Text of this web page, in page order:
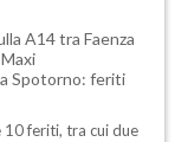
A14 tra Faenza
Spotorno: feriti
10 feriti, tra cui due